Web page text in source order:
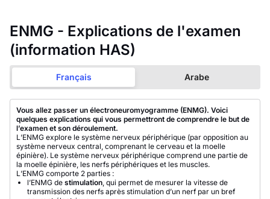
ENMG - Explications de l'examen
(information HAS)
Français Arabe
Vous allez passer un électroneuromyogramme (ENMG). Voici
quelques explications qui vous permettront de comprendre le but de
l’examen et son déroulement.
L’ENMG explore le système nerveux périphérique (par opposition au
système nerveux central, comprenant le cerveau et la moelle
épinière). Le système nerveux périphérique comprend une partie de
la moelle épinière, les nerfs périphériques et les muscles.
L’ENMG comporte 2 parties :
l’ENMG de stimulation, qui permet de mesurer la vitesse de
transmission des nerfs après stimulation d’un nerf par un bref